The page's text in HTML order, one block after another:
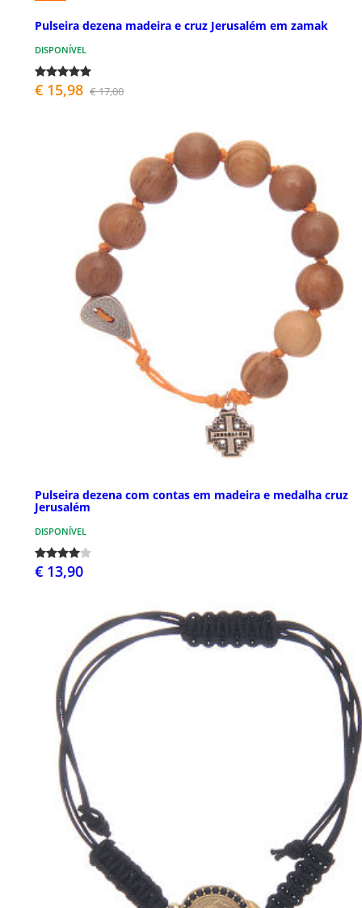
Pulseira dezena madeira e cruz Jerusalém em zamak
DISPONÍVEL
€ 15,98 € 17,00
Pulseira dezena com contas em madeira e medalha cruz
Jerusalém
DISPONÍVEL
€ 13,90